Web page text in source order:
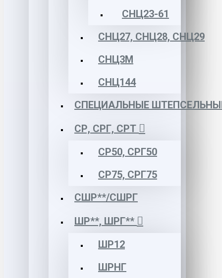
СНЦ23-61
СНЦ27, СНЦ28, СНЦ29
СНЦ3М
СНЦ144
СПЕЦИАЛЬНЫЕ
СР, СРГ, СРТ
СР50, СРГ50
СР75, СРГ75
СШР**/СШРГ
ШР**, ШРГ**
ШР12
ШРНГ